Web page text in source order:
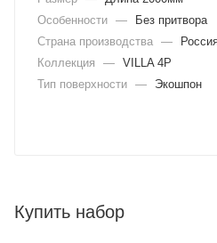
Особенности —
Без притвора
Страна производства —
Коллекция
— VILLA 4P
Тип поверхности — Экошпон
Купить набор